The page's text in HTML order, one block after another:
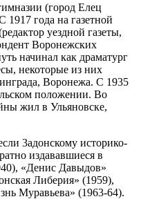
(город Елец
года на газетной
уездной газеты,
Воронежских
начинал как драматург
некоторые из них
Воронежа. С 1935
положении. Во
жил в Ульяновске,
3адонскому историко-
издававшиеся в
«Денис Давыдов»
Либерия» (1959),
Муравьева» (1963-64).